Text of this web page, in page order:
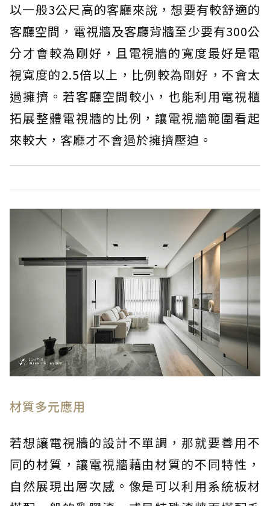
以一般3公尺高的客廳來說，想要有較舒適的
客廳空間，電視牆及客廳背牆至少要有300公
分才會較為剛好，且電視牆的寬度最好是電
視寬度的2.5倍以上，比例較為剛好，不會太
過擁擠。若客廳空間較小，也能利用電視櫃
拓展整體電視牆的比例，讓電視牆範圍看起
來較大，客廳才不會過於擁擠壓迫。
材質多元應用
若想讓電視牆的設計不單調，那就要善用不
同的材質，讓電視牆藉由材質的不同特性，
自然展現出層次感。像是可以利用系統板材